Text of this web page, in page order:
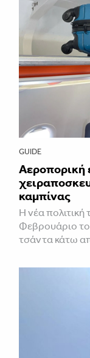
GUIDE
Αεροπορική
καμπίνας
Η νέα πολιτική
Φεβρουάριο
τσάντα κάτω